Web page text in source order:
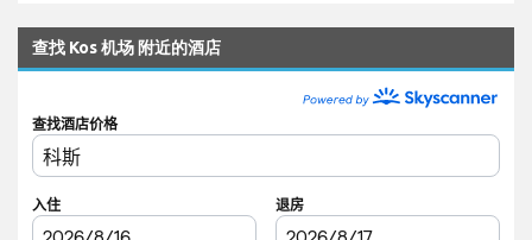
查找 Kos 机场 附近的酒店